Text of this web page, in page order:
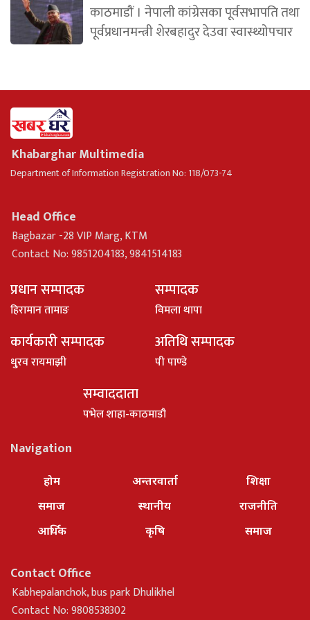
काठमाडौं । नेपाली कांग्रेसका पूर्वसभापति तथा
पूर्वप्रधानमन्त्री शेरबहादुर देउवा स्वास्थ्योपचार
Khabarghar Multimedia
Department of Information Registration No: 118/073-74
Head Office
Bagbazar -28 VIP Marg, KTM
Contact No: 9851204183, 9841514183
प्रधान सम्पादक
हिरामान तामाङ
सम्पादक
विमला थापा
कार्यकारी सम्पादक
धु्रव रायमाझी
अतिथि सम्पादक
पी पाण्डे
सम्वाददाता
पभेल शाहा-काठमाडौ
Navigation
होम
समाज
आर्थिक
अन्तरवार्ता
स्थानीय
कृषि
शिक्षा
राजनीति
समाज
Contact Office
Kabhepalanchok, bus park Dhulikhel
Contact No: 9808538302